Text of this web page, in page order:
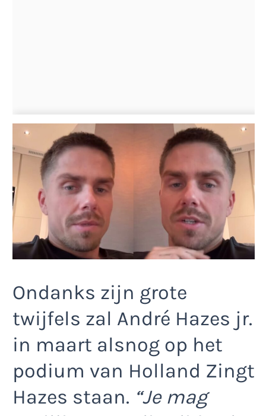
Ondanks zijn grote
twijfels zal André Hazes jr.
in maart alsnog op het
podium van Holland Zingt
Hazes staan. “Je mag